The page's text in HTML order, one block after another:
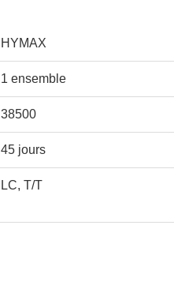
HYMAX
1 ensemble
38500
45 jours
LC, T/T